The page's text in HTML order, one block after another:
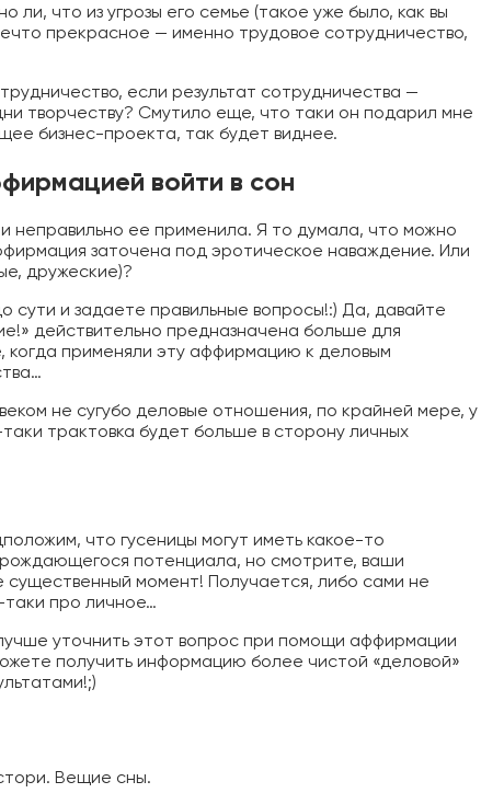
ли, что из угрозы его семье (такое уже было, как вы
прекрасное — именно трудовое сотрудничество,
если результат сотрудничества —
творчеству? Смутило еще, что таки он подарил мне
бизнес-проекта, так будет виднее.
войти в сон
неправильно ее применила. Я то думала, что можно
заточена под эротическое наваждение. Или
дружеские)?
сути и задаете правильные вопросы!:) Да, давайте
действительно предназначена больше для
применяли эту аффирмацию к деловым
не сугубо деловые отношения, по крайней мере, у
трактовка будет больше в сторону личных
что гусеницы могут иметь какое-то
потенциала, но смотрите, ваши
существенный момент! Получается, либо сами не
про личное…
уточнить этот вопрос при помощи аффирмации
получить информацию более чистой «деловой»
Вещие сны.